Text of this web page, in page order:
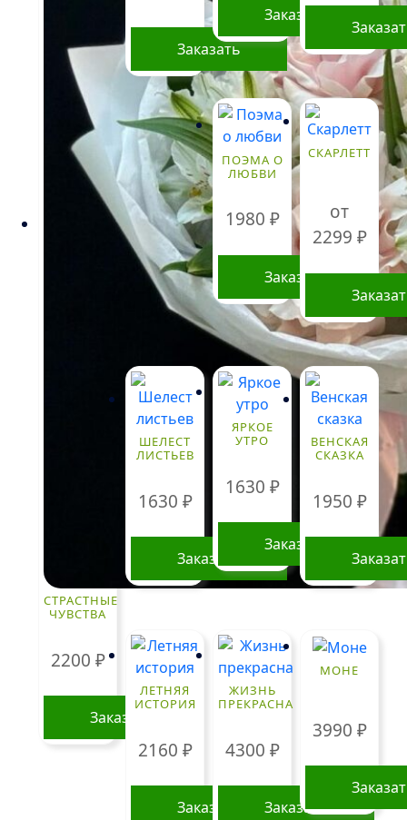
СТРАСТНЫЕ
ЧУВСТВА
2200 ₽
Заказать
Заказать
Заказать
ПОЭМА О
ЛЮБВИ
1980 ₽
Заказать
СКАРЛЕТТ
от
2299 ₽
Этот
товар
имеет
Опции
можно
выбрать
на
странице
ШЕЛЕСТ
ЛИСТЬЕВ
1630 ₽
Заказать
ЯРКОЕ
УТРО
1630 ₽
Заказать
ВЕНСКАЯ
СКАЗКА
1950 ₽
ЛЕТНЯЯ
ИСТОРИЯ
2160 ₽
Заказать
ЖИЗНЬ
ПРЕКРАСНА
4300 ₽
Заказать
МОНЕ
3990 ₽